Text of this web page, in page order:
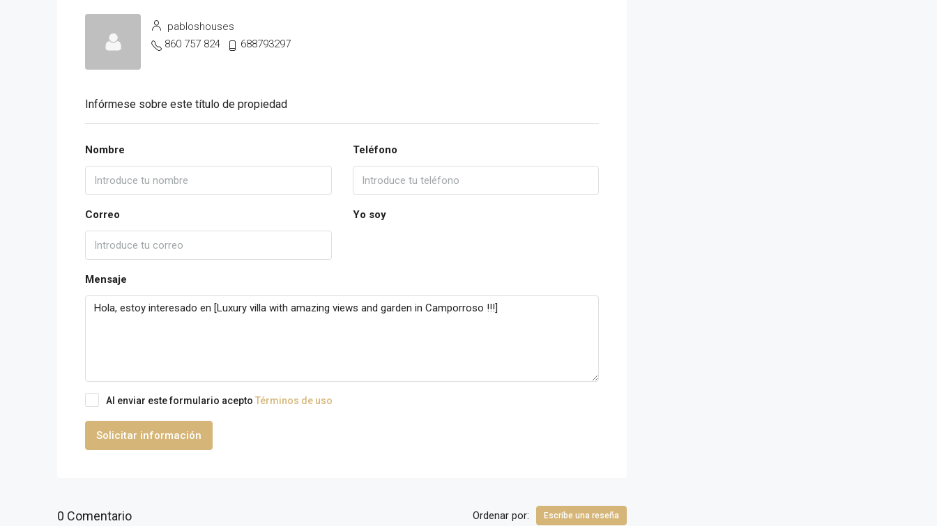
pabloshouses
860 757 824
688793297
Infórmese sobre este título de propiedad
Nombre Teléfono
Correo Yo soy
Mensaje
Al enviar este formulario acepto Términos de uso
Solicitar información
0 Comentario Ordenar por: Escribe una reseña